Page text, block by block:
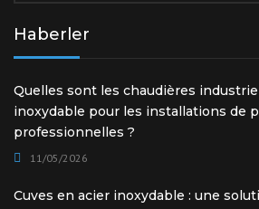
Haberler
Quelles sont les chaudières
inoxydable pour les installations de
professionnelles ?
11/05/2026
Cuves en acier inoxydable : une